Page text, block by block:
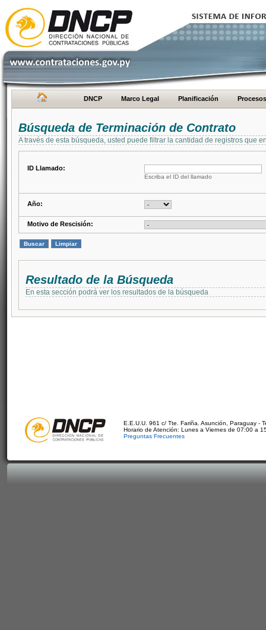
DNCP Marco Legal Planificación Procesos
Búsqueda de Terminación de Contrato
A través de esta búsqueda, usted puede filtrar la cantidad de registros que
ID Llamado:
Escriba el ID del llamado
Año:
Motivo de Rescisión:
Resultado de la Búsqueda
En esta sección podrá ver los resultados de la búsqueda
E.E.U.U. 961 c/ Tte. Fariña. Asunción, Paraguay -
Horario de Atención: Lunes a Viernes de 07:00 a
Preguntas Frecuentes